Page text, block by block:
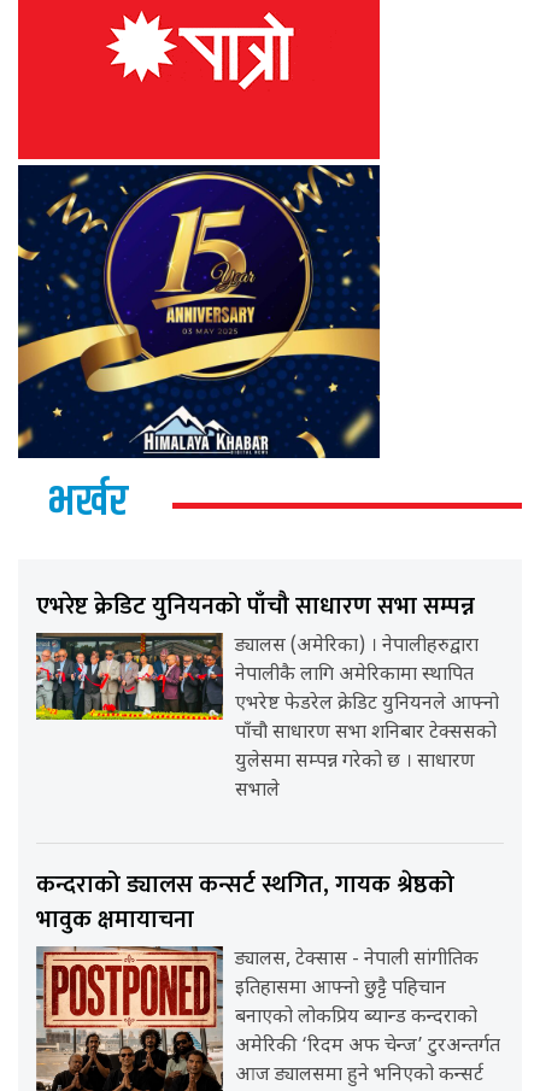
भर्खर
एभरेष्ट क्रेडिट युनियनको पाँचौ साधारण सभा सम्पन्न
ड्यालस (अमेरिका) । नेपालीहरुद्वारा
नेपालीकै लागि अमेरिकामा स्थापित
एभरेष्ट फेडरेल क्रेडिट युनियनले आफ्नो
पाँचौ साधारण सभा शनिबार टेक्ससको
युलेसमा सम्पन्न गरेको छ । साधारण
सभाले
कन्दराको ड्यालस कन्सर्ट स्थगित, गायक श्रेष्ठको
भावुक क्षमायाचना
ड्यालस, टेक्सास - नेपाली सांगीतिक
इतिहासमा आफ्नो छुट्टै पहिचान
बनाएको लोकप्रिय ब्यान्ड कन्दराको
अमेरिकी ‘रिदम अफ चेन्ज’ टुरअन्तर्गत
आज ड्यालसमा हुने भनिएको कन्सर्ट